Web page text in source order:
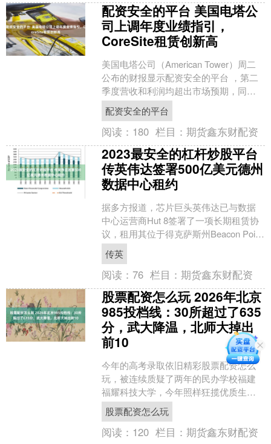
配资安全的平台 美国电塔公
司上调年度业绩指引，
CoreSite租赁创新高
美国电塔公司（American Tower）周二
公布的财报显示配资安全的平台 ，第二
季度营收和利润均超出市场预期，同时
受益于数据中心的强劲表现和有利的汇
率变动，....
配资安全的平台
阅读： 180 栏目：期货鑫东财配资
2023最安全的杠杆炒股平台
传英伟达签署500亿美元德州
数据中心租约
据多方报道，芯片巨头英伟达已与数据
中心运营商Hut 8签署了一项长期租赁协
议，租用其位于得克萨斯州Beacon Point
的1吉瓦AI数据中心园区。该交易基础
合....
传英
阅读：76 栏目：期货鑫东财配资
股票配资怎么玩 2026年北京
985投档线：30所超过了635
分，武大降温，北师大掉出
前10
今年的高考录取依旧精彩股票配资怎么
玩，被连续质疑了两年的民办学校福建
福耀科技大学，今年照样狂揽优质生
源，甚至就连华五都未必抢得过福耀，
有人问我：福耀这么厉害，咋....
股票配资怎么玩
阅读： 120 栏目：期货鑫东财配资